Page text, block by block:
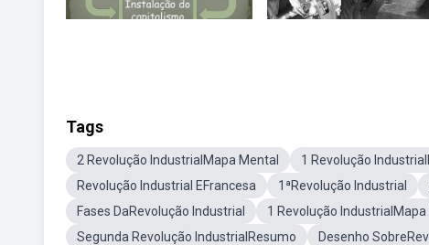
Tags
2 Revolução IndustrialMapa Mental 1 Revolução
Revolução Industrial EFrancesa
1ªRevolução Industrial
Fases DaRevolução Industrial
1 Revolução IndustrialMapa
Segunda Revolução IndustrialResumo
Desenho